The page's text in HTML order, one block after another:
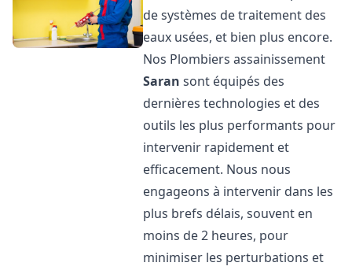
de systèmes de traitement des
eaux usées, et bien plus encore.
Nos Plombiers assainissement
Saran sont équipés des
dernières technologies et des
outils les plus performants pour
intervenir rapidement et
efficacement. Nous nous
engageons à intervenir dans les
plus brefs délais, souvent en
moins de 2 heures, pour
minimiser les perturbations et